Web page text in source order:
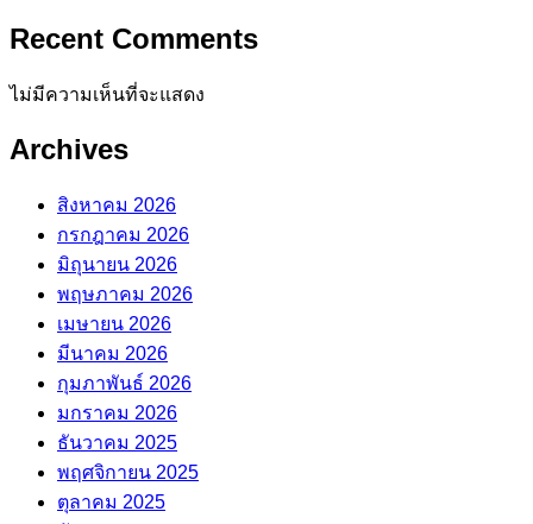
Recent Comments
ไม่มีความเห็นที่จะแสดง
Archives
สิงหาคม 2026
กรกฎาคม 2026
มิถุนายน 2026
พฤษภาคม 2026
เมษายน 2026
มีนาคม 2026
กุมภาพันธ์ 2026
มกราคม 2026
ธันวาคม 2025
พฤศจิกายน 2025
ตุลาคม 2025